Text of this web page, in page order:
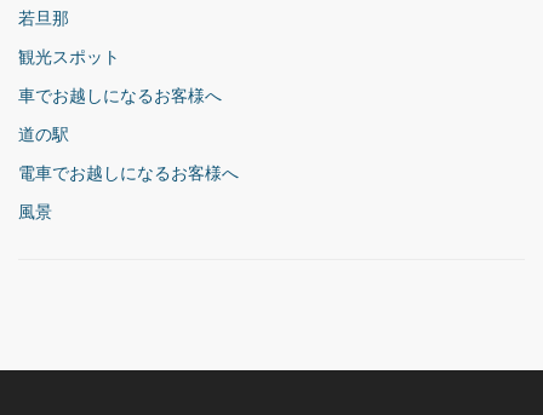
若旦那
観光スポット
車でお越しになるお客様へ
道の駅
電車でお越しになるお客様へ
風景